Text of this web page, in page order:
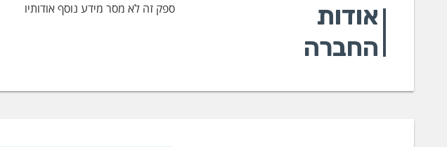
אודות
החברה
ספק זה לא מסר מידע נוסף אודותיו